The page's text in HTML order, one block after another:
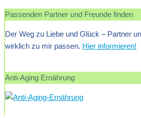
Passenden Partner und Freunde finden
Der Weg zu Liebe und Glück – Partner
wirklich zu mir passen. Hier informieren!
Anti-Aging Ernährung